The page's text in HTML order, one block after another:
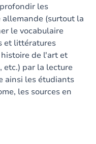
les
allemande (surtout la
le vocabulaire
et littératures
de l'art et
etc.) par la lecture
ainsi les étudiants
les sources en